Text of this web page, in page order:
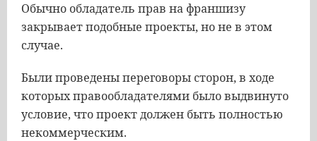
Обычно обладатель прав на франшизу
закрывает подобные проекты, но не в этом
случае.
Были проведены переговоры сторон, в ходе
которых правообладателями было выдвинуто
условие, что проект должен быть полностью
некоммерческим.